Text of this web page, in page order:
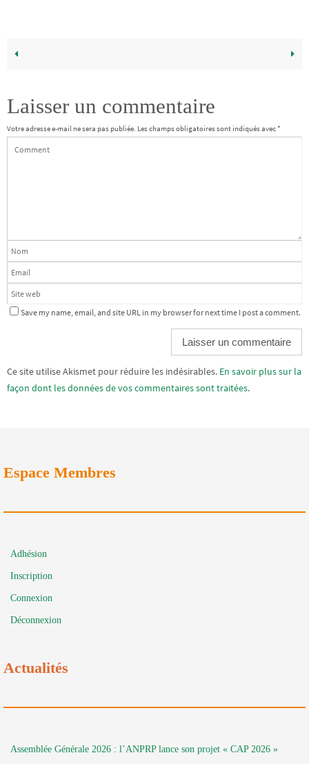
Laisser un commentaire
Votre adresse e-mail ne sera pas publiée. Les champs obligatoires sont indiqués avec*
Save my name, email, and site URL in my browser for next time I post a comment.
Alternative:
Ce site utilise Akismet pour réduire les indésirables. En savoir plus sur la
façon dont les données de vos commentaires sont traitées.
Espace Membres
Adhésion
Inscription
Connexion
Déconnexion
Actualités
Assemblée Générale 2026 : l’ANPRP lance son projet « CAP 2026 »